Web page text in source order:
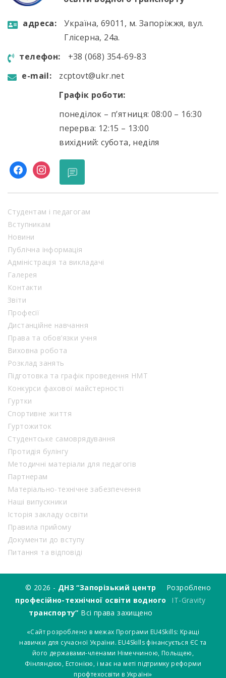
aдресa:
Україна, 69011, м. Запоріжжя, вул.
Глісерна, 24а.
телефон:
+38 (068) 354-69-83
e-mail:
zcptovt@ukr.net
Графік роботи:
понеділок – п’ятниця: 08:00 – 16:30
перерва: 12:15 – 13:00
вихідний: субота, неділя
facebookinstagram
Студентам і педагогам
Вступникам
Новини
Публічна інформація
Адміністрація та викладачі
Галерея
Контакти
Звіти
Професії
Дистанційне навчання
Права та обов’язки учня
Виховна робота
Розклад занять
Підготовка та графік проведення НМТ
Конкурси фахової майстерності
Гуртки
Спортивне життя
Гуртожиток
Студентське самоврядування
Протидія булінгу
Методичні матеріали для педагогів
Партнерам
Матеріально-технічне забезпечення
Наші випускники
Історія закладу освіти
Правила прийому
Документи до вступу
Питання та відповіді
© 2026 - ДНЗ “Запорізький центр
професійно-технічної освіти водного
транспорту” Всі права захищено
Розроблено
IT-Gravity
«Сайт розроблено в межах Програми EU4Skills: Кращі
навички для сучасної України. EU4Skills фінансується ЄС та
його державами-членами Німеччиною, Польщею,
Фінляндією, Естонією, і має на меті підтримку реформи
профтехосвіти в Україні»